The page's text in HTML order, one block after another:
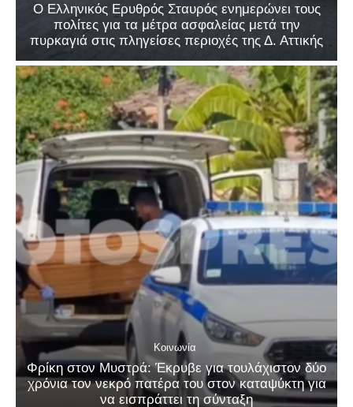
Ο Ελληνικός Ερυθρός Σταυρός ενημερώνει τους
πολίτες για τα μέτρα ασφαλείας μετά την
πυρκαγιά στις πληγείσες περιοχές της Δ. Αττικής
Κοινωνία
Φρίκη στον Μυστρά: Έκρυβε για τουλάχιστον δύο
χρόνια τον νεκρό πατέρα του στον καταψύκτη για
να εισπράττει τη σύνταξη